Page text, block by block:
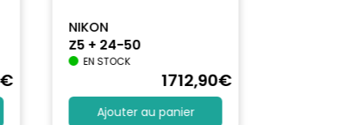
€
NIKON
Z5 + 24-50
EN STOCK
1712,90€
Ajouter au panier